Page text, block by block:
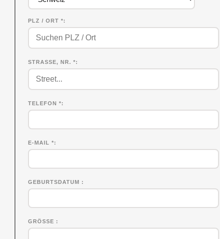
PLZ / ORT *
STRASSE, NR. *
TELEFON *
E-MAIL *
GEBURTSDATUM
GRÖSSE